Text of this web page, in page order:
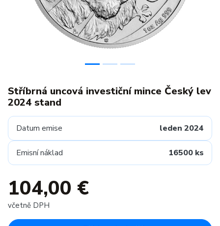
Stříbrná uncová investiční mince Český lev
2024 stand
Datum emise leden 2024
Emisní náklad 16500 ks
104,00 €
včetně DPH